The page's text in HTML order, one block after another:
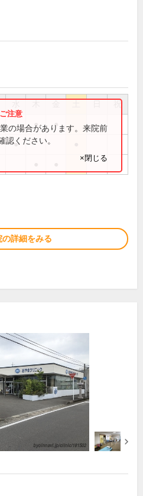
祝
● ●
●
の場合があります。来院前
認ください。
×閉じる
の詳細をみる